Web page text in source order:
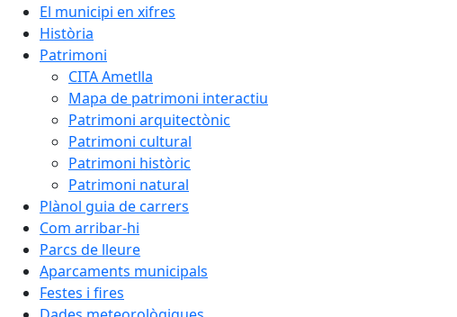
El municipi en xifres
Història
Patrimoni
CITA Ametlla
Mapa de patrimoni interactiu
Patrimoni arquitectònic
Patrimoni cultural
Patrimoni històric
Patrimoni natural
Plànol guia de carrers
Com arribar-hi
Parcs de lleure
Aparcaments municipals
Festes i fires